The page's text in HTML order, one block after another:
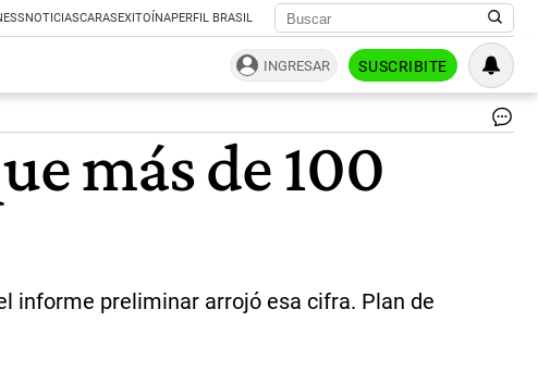
NOTICIASCARASEXITOÍNAPERFIL BRASIL
INGRESAR SUSCRIBITE
más de 100
informe preliminar arrojó esa cifra. Plan de